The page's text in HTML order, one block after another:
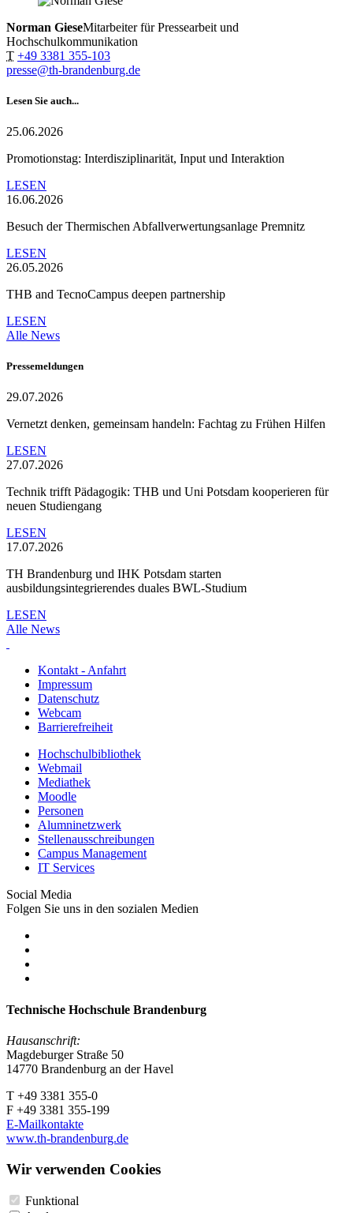
Norman GieseMitarbeiter für Pressearbeit und
Hochschulkommunikation
T +49 3381 355-103
presse@th-brandenburg.de
Lesen Sie auch...
25.06.2026
Promotionstag: Interdisziplinarität, Input und Interaktion
LESEN
16.06.2026
Besuch der Thermischen Abfallverwertungsanlage Premnitz
LESEN
26.05.2026
THB and TecnoCampus deepen partnership
LESEN
Alle News
Pressemeldungen
29.07.2026
Vernetzt denken, gemeinsam handeln: Fachtag zu Frühen Hilfen
LESEN
27.07.2026
Technik trifft Pädagogik: THB und Uni Potsdam kooperieren für
neuen Studiengang
LESEN
17.07.2026
TH Brandenburg und IHK Potsdam starten
ausbildungsintegrierendes duales BWL-Studium
LESEN
Alle News
Kontakt - Anfahrt
Impressum
Datenschutz
Webcam
Barrierefreiheit
Hochschulbibliothek
Webmail
Mediathek
Moodle
Personen
Alumninetzwerk
Stellenausschreibungen
Campus Management
IT Services
Social Media
Folgen Sie uns in den sozialen Medien
Technische Hochschule Brandenburg
Hausanschrift:
Magdeburger Straße 50
14770 Brandenburg an der Havel
T +49 3381 355-0
F +49 3381 355-199
E-Mailkontakte
www.th-brandenburg.de
Wir verwenden Cookies
Funktional